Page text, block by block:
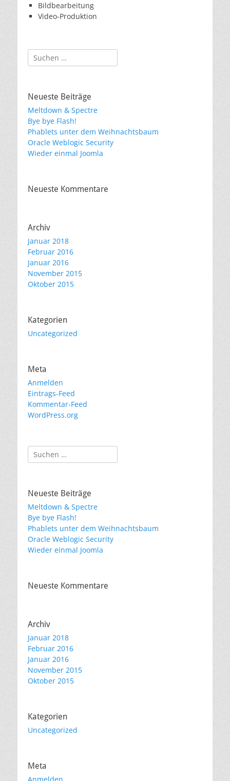
Bildbearbeitung
Video-Produktion
Suchen
nach:
Neueste Beiträge
Meltdown & Spectre
Bye bye Flash!
Phablets unter dem Weihnachtsbaum
Oracle Weblogic Security
Wieder einmal Joomla
Neueste Kommentare
Archiv
Januar 2018
Februar 2016
Januar 2016
November 2015
Oktober 2015
Kategorien
Uncategorized
Meta
Anmelden
Eintrags-Feed
Kommentar-Feed
WordPress.org
Suchen
nach:
Neueste Beiträge
Meltdown & Spectre
Bye bye Flash!
Phablets unter dem Weihnachtsbaum
Oracle Weblogic Security
Wieder einmal Joomla
Neueste Kommentare
Archiv
Januar 2018
Februar 2016
Januar 2016
November 2015
Oktober 2015
Kategorien
Uncategorized
Meta